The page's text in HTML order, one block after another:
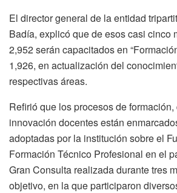
El director general de la entidad
Badía, explicó que de esos casi cinco
2,952 serán capacitados en
1,926, en actualización del
respectivas áreas.
Refirió que los procesos de
innovación docentes están
adoptadas por la institución sobre el
Formación Técnico Profesional en el
Gran Consulta realizada durante tres
objetivo, en la que participaron